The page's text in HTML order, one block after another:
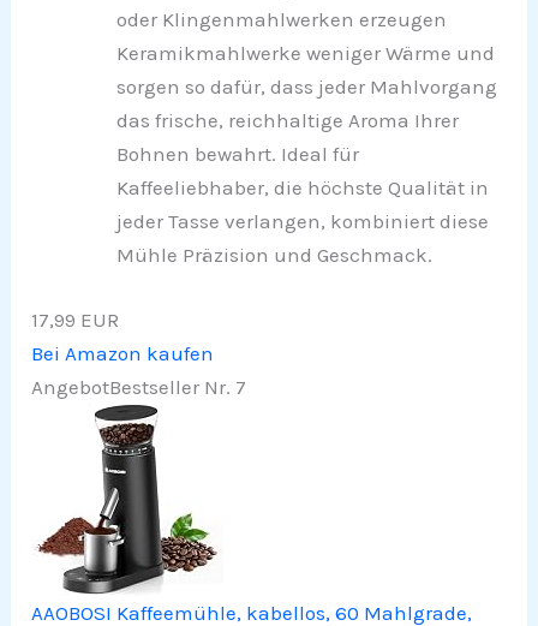
oder Klingenmahlwerken erzeugen
Keramikmahlwerke weniger Wärme und
sorgen so dafür, dass jeder Mahlvorgang
das frische, reichhaltige Aroma Ihrer
Bohnen bewahrt. Ideal für
Kaffeeliebhaber, die höchste Qualität in
jeder Tasse verlangen, kombiniert diese
Mühle Präzision und Geschmack.
17,99 EUR
Bei Amazon kaufen
AngebotBestseller Nr. 7
AAOBOSI Kaffeemühle, kabellos, 60 Mahlgrade,